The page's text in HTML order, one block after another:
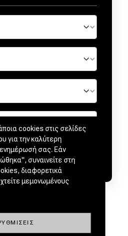
cookies στις σελίδες
για την καλύτερη
ενημέρωσή σας. Εάν
συναινείτε στη
διαφορετικά
μεμονωμένους